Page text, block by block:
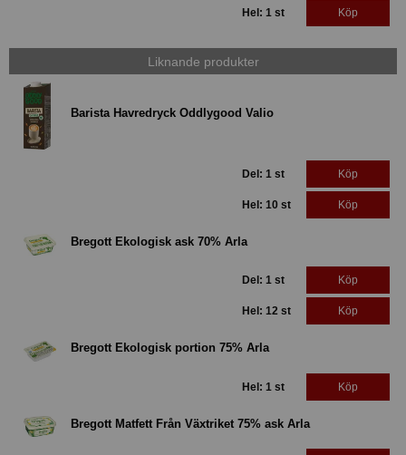
Hel: 1 st Köp
Liknande produkter
Barista Havredryck Oddlygood Valio
Del: 1 st Köp
Hel: 10 st Köp
Bregott Ekologisk ask 70% Arla
Del: 1 st Köp
Hel: 12 st Köp
Bregott Ekologisk portion 75% Arla
Hel: 1 st Köp
Bregott Matfett Från Växtriket 75% ask Arla